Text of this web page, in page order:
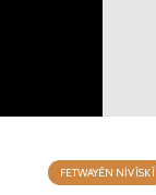
FETWAYÊN NIVÎSKÎ